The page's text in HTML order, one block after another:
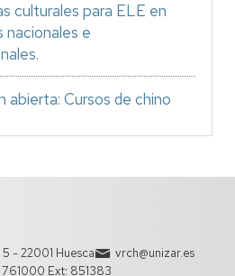
culturales para ELE en
e
abierta: Cursos de chino
- 22001 Huesca
vrch@unizar.es
Ext: 851383